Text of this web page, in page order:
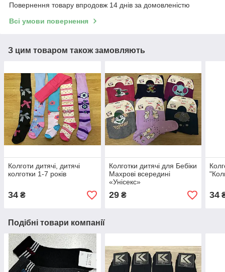
Повернення товару впродовж 14 днів за домовленістю
Всі умови повернення
З цим товаром також замовляють
Колготи дитячі, дитячі
колготки 1-7 років
34 ₴
Колготки дитячі для Бебіки
Махрові всередині
«Унісекс»
29₴ 34
Подібні товари компанії